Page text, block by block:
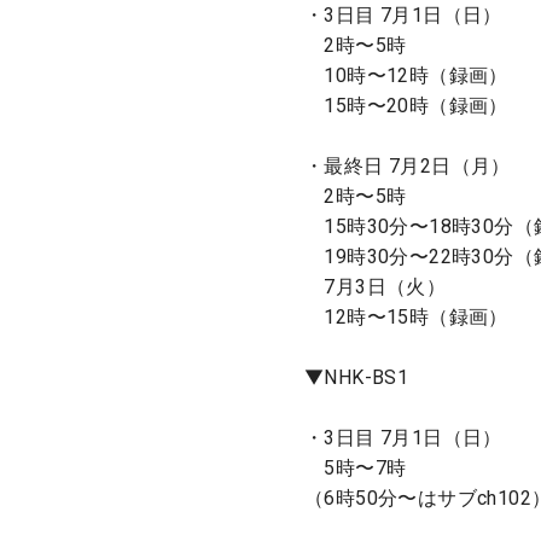
・3日目 7月1日（日）
2時〜5時
10時〜12時（録画）
15時〜20時（録画）
・最終日 7月2日（月）
2時〜5時
15時30分〜18時30分（
19時30分〜22時30分（
7月3日（火）
12時〜15時（録画）
▼NHK-BS1
・3日目 7月1日（日）
5時〜7時
（6時50分〜はサブch102）